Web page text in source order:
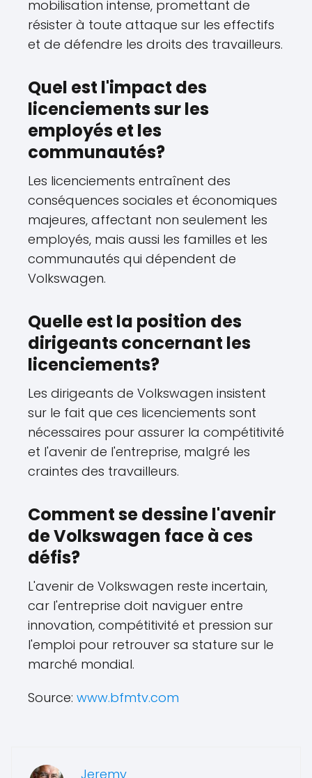
mobilisation intense, promettant de
résister à toute attaque sur les effectifs
et de défendre les droits des travailleurs.
Quel est l'impact des
licenciements sur les
employés et les
communautés?
Les licenciements entraînent des
conséquences sociales et économiques
majeures, affectant non seulement les
employés, mais aussi les familles et les
communautés qui dépendent de
Volkswagen.
Quelle est la position des
dirigeants concernant les
licenciements?
Les dirigeants de Volkswagen insistent
sur le fait que ces licenciements sont
nécessaires pour assurer la compétitivité
et l'avenir de l'entreprise, malgré les
craintes des travailleurs.
Comment se dessine l'avenir
de Volkswagen face à ces
défis?
L'avenir de Volkswagen reste incertain,
car l'entreprise doit naviguer entre
innovation, compétitivité et pression sur
l'emploi pour retrouver sa stature sur le
marché mondial.
Source: www.bfmtv.com
Jeremy